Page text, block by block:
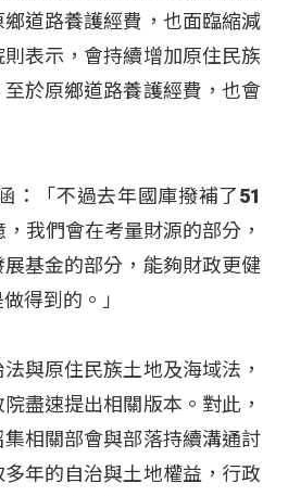
道路養護經費，也面臨縮減
則表示，會持續增加原住民族
於原鄉道路養護經費，也會
：「不過去年國庫撥補了51
我們會在考量財源的部分，
基金的部分，能夠財政更健
得到的。」
與原住民族土地及海域法，
盡速提出相關版本 。對此，
相關部會與部落持續溝通討
多年的自治與土地權益，行政